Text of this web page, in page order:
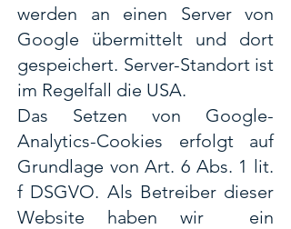
werden an einen Server von
Google übermittelt und dort
gespeichert. Server-Standort ist
im Regelfall die USA.
Das Setzen von Google-
Analytics-Cookies erfolgt auf
Grundlage von Art. 6 Abs. 1 lit.
f DSGVO. Als Betreiber dieser
Website haben wir ein